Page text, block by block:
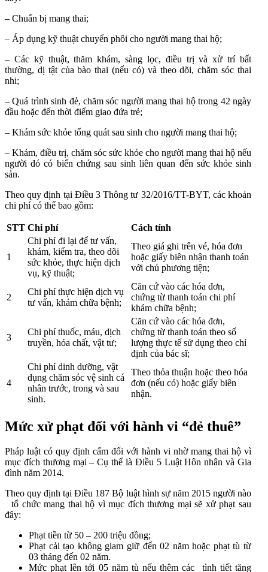
– Chuẩn bị mang thai;
– Áp dụng kỹ thuật chuyển phôi cho người mang thai hộ;
– Các kỹ thuật, thăm khám, sàng lọc, điều trị và xử trí bất
thường, dị tật của bào thai (nếu có) và theo dõi, chăm sóc thai
nhi;
– Quá trình sinh đẻ, chăm sóc người mang thai hộ trong 42 ngày
đầu hoặc đến thời điểm giao đứa trẻ;
– Khám sức khỏe tổng quát sau sinh cho người mang thai hộ;
– Khám, điều trị, chăm sóc sức khỏe cho người mang thai hộ nếu
người đó có biến chứng sau sinh liên quan đến sức khỏe sinh
sản.
Theo quy định tại Điều 3 Thông tư 32/2016/TT-BYT, các khoản
chi phí có thể bao gồm:
STT Chi phí Cách tính
1
Chi phí đi lại để tư vấn,
khám, kiểm tra, theo dõi
sức khỏe, thực hiện dịch
vụ, kỹ thuật;
Theo giá ghi trên vé, hóa đơn
hoặc giấy biên nhận thanh toán
với chủ phương tiện;
2
Chi phí thực hiện dịch vụ
tư vấn, khám chữa bệnh;
Căn cứ vào các hóa đơn,
chứng từ thanh toán chi phí
khám chữa bệnh;
3
Chi phí thuốc, máu, dịch
truyền, hóa chất, vật tư;
Căn cứ vào các hóa đơn,
chứng từ thanh toán theo số
lượng thực tế sử dụng theo chỉ
định của bác sĩ;
4
Chi phí dinh dưỡng, vật
dụng chăm sóc vệ sinh cá
nhân trước, trong và sau
sinh.
Theo thỏa thuận hoặc theo hóa
đơn (nếu có) hoặc giấy biên
nhận.
Mức xử phạt đối với hành vi “đẻ thuê”
Pháp luật có quy định cấm đối với hành vi nhờ mang thai hộ vì
mục đích thương mại – Cụ thể là Điều 5 Luật Hôn nhân và Gia
đình năm 2014.
Theo quy định tại Điều 187 Bộ luật hình sự năm 2015 người nào
tổ chức mang thai hộ vì mục đích thương mại sẽ xử phạt sau
đây:
Phạt tiền từ 50 – 200 triệu đồng;
Phạt cải tạo không giam giữ đến 02 năm hoặc phạt tù từ
03 tháng đến 02 năm.
Mức phạt lên tới 05 năm tù nếu thêm các tình tiết tăng